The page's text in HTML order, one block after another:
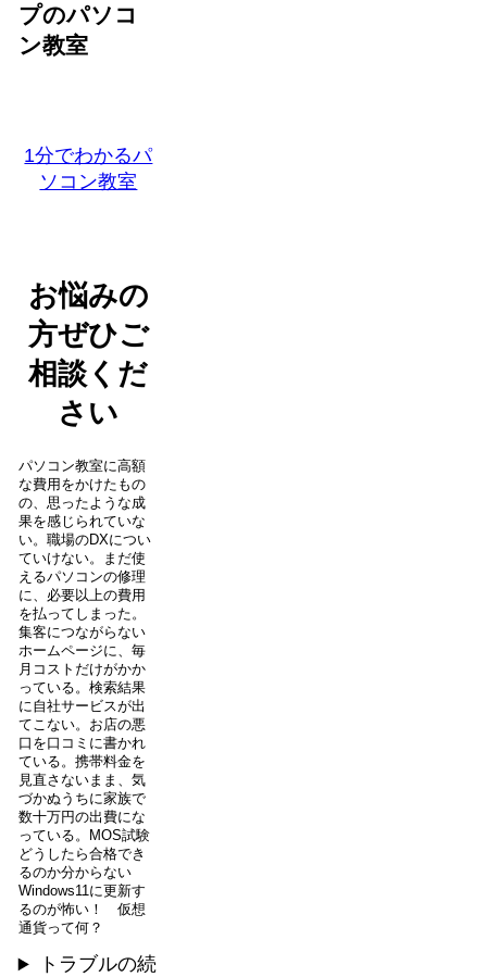
プのパソコ
ン教室
1分でわかるパ
ソコン教室
お悩みの
方ぜひご
相談くだ
さい
パソコン教室に高額
な費用をかけたもの
の、思ったような成
果を感じられていな
い。職場のDXについ
ていけない。まだ使
えるパソコンの修理
に、必要以上の費用
を払ってしまった。
集客につながらない
ホームページに、毎
月コストだけがかか
っている。検索結果
に自社サービスが出
てこない。お店の悪
口を口コミに書かれ
ている。携帯料金を
見直さないまま、気
づかぬうちに家族で
数十万円の出費にな
っている。MOS試験
どうしたら合格でき
るのか分からない
Windows11に更新す
るのが怖い！ 仮想
通貨って何？
トラブルの続